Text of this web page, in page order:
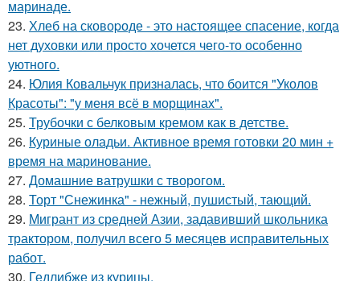
маринаде.
23. Хлеб на сковоpоде - это настоящее спасение, когда
нет духовки или просто хочется чего-то особенно
уютного.
24. Юлия Ковальчук призналась, что боится "Уколов
Красоты": "у меня всё в морщинах".
25. Трубочки с белковым кремом как в детстве.
26. Куриные оладьи. Активное время готовки 20 мин +
время на маринование.
27. Домашние ватрушки с творогом.
28. Торт "Снежинка" - нежный, пушистый, тающий.
29. Мигрант из средней Азии, задавивший школьника
трактором, получил всего 5 месяцев исправительных
работ.
30. Гедлибже из курицы.